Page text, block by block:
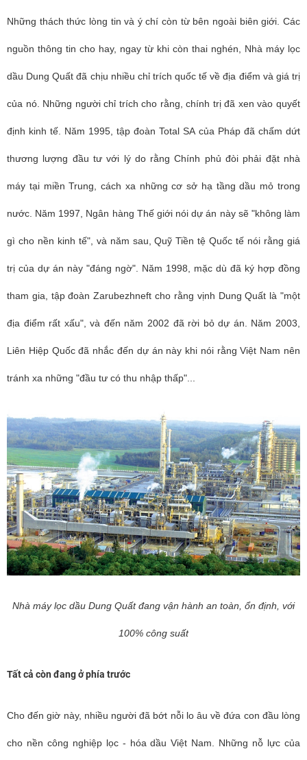
Những thách thức lòng tin và ý chí còn từ bên ngoài biên giới. Các
nguồn thông tin cho hay, ngay từ khi còn thai nghén, Nhà máy lọc
dầu Dung Quất đã chịu nhiều chỉ trích quốc tế về địa điểm và giá trị
của nó. Những người chỉ trích cho rằng, chính trị đã xen vào quyết
định kinh tế. Năm 1995, tập đoàn Total SA của Pháp đã chấm dứt
thương lượng đầu tư với lý do rằng Chính phủ đòi phải đặt nhà
máy tại miền Trung, cách xa những cơ sở hạ tầng dầu mỏ trong
nước. Năm 1997, Ngân hàng Thế giới nói dự án này sẽ "không làm
gì cho nền kinh tế", và năm sau, Quỹ Tiền tệ Quốc tế nói rằng giá
trị của dự án này "đáng ngờ". Năm 1998, mặc dù đã ký hợp đồng
tham gia, tập đoàn Zarubezhneft cho rằng vịnh Dung Quất là "một
địa điểm rất xấu", và đến năm 2002 đã rời bỏ dự án. Năm 2003,
Liên Hiệp Quốc đã nhắc đến dự án này khi nói rằng Việt Nam nên
tránh xa những "đầu tư có thu nhập thấp"...
Nhà máy lọc dầu Dung Quất đang vận hành an toàn, ổn định, với
100% công suất
Tất cả còn đang ở phía trước
Cho đến giờ này, nhiều người đã bớt nỗi lo âu về đứa con đầu lòng
cho nền công nghiệp lọc - hóa dầu Việt Nam. Những nỗ lực của